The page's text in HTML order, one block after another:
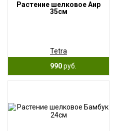
Растение шелковое Аир
35см
Tetra
990руб.